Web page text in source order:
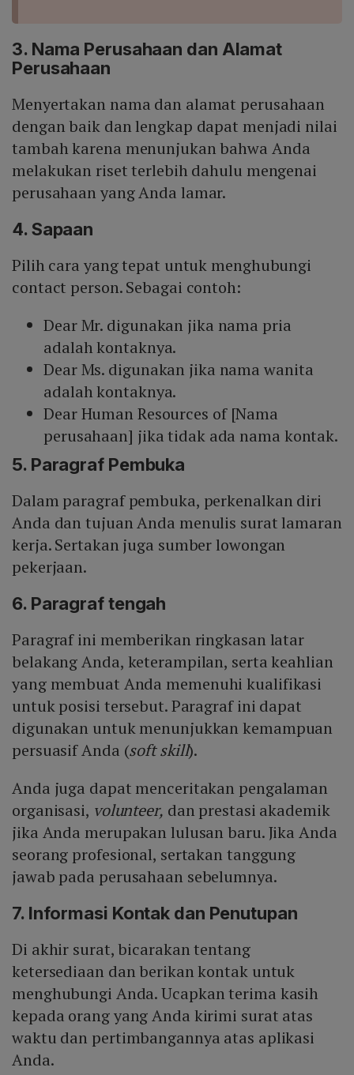
3. Nama Perusahaan dan Alamat
Perusahaan
Menyertakan nama dan alamat perusahaan
dengan baik dan lengkap dapat menjadi nilai
tambah karena menunjukan bahwa Anda
melakukan riset terlebih dahulu mengenai
perusahaan yang Anda lamar.
4. Sapaan
Pilih cara yang tepat untuk menghubungi
contact person. Sebagai contoh:
Dear Mr. digunakan jika nama pria
adalah kontaknya.
Dear Ms. digunakan jika nama wanita
adalah kontaknya.
Dear Human Resources of [Nama
perusahaan] jika tidak ada nama kontak.
5. Paragraf Pembuka
Dalam paragraf pembuka, perkenalkan diri
Anda dan tujuan Anda menulis surat lamaran
kerja. Sertakan juga sumber lowongan
pekerjaan.
6. Paragraf tengah
Paragraf ini memberikan ringkasan latar
belakang Anda, keterampilan, serta keahlian
yang membuat Anda memenuhi kualifikasi
untuk posisi tersebut. Paragraf ini dapat
digunakan untuk menunjukkan kemampuan
persuasif Anda (soft skill).
Anda juga dapat menceritakan pengalaman
organisasi, volunteer, dan prestasi akademik
jika Anda merupakan lulusan baru. Jika Anda
seorang profesional, sertakan tanggung
jawab pada perusahaan sebelumnya.
7. Informasi Kontak dan Penutupan
Di akhir surat, bicarakan tentang
ketersediaan dan berikan kontak untuk
menghubungi Anda. Ucapkan terima kasih
kepada orang yang Anda kirimi surat atas
waktu dan pertimbangannya atas aplikasi
Anda.